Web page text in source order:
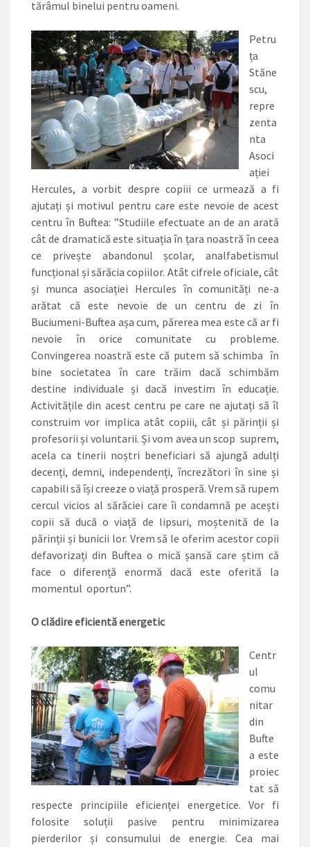
tărâmul binelui pentru oameni.
Petru
ța
Stăne
scu,
repre
zenta
nta
Asoci
ației
Hercules, a vorbit ­despre copiii ce urmează a fi
ajutați și motivul pentru care este nevoie de acest
centru în Buftea: ”Studiile efectuate an de an arată
cât de dramatică este situația în țara noastră în ceea
ce privește abandonul școlar, analfabetismul
funcțional și sărăcia copiilor. Atât cifrele oficiale, cât
și munca asociației Hercules în comunități ne-a
arătat că este nevoie de un centru de zi în
Buciumeni-Buftea așa cum, părerea mea este că ar fi
nevoie în orice comunitate cu probleme.
Convingerea noastră este că putem să schimba în
bine societatea în care trăim dacă schimbăm
destine individuale și dacă investim în educație.
Activitățile din acest centru pe care ne ajutați să îl
construim vor implica atât copiii, cât și părinții și
profesorii și voluntarii. Și vom avea un scop suprem,
acela ca tinerii noștri beneficiari să ajungă adulți
decenți, demni, independenți, încrezători în sine și
capabili să își creeze o viață prosperă. Vrem să rupem
cercul vicios al sărăciei care îi condamnă pe acești
copii să ducă o viață de lipsuri, moștenită de la
părinții și bunicii lor. Vrem să le oferim acestor copii
defavorizați din Buftea o mică șansă care știm că
face o diferență enormă dacă este oferită la
momentul oportun”.
O clădire eficientă energetic
Centr
ul
comu
nitar
din
Bufte
a este
proiec
tat să
respecte principiile eficienței energetice. Vor fi
folosite soluții pasive pentru minimizarea
pierderilor și consumului de energie. Cea mai